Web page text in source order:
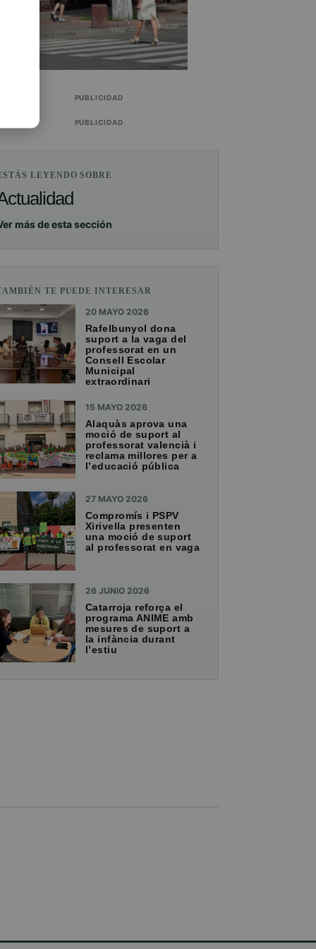
PUBLICIDAD
PUBLICIDAD
LEYENDO SOBRE
más de esta sección
TE PUEDE INTERESAR
20 MAYO 2026
Rafelbunyol dona
suport a la vaga del
professorat en un
Consell Escolar
Municipal
extraordinari
15 MAYO 2026
Alaquàs aprova una
moció de suport al
professorat valencià i
reclama millores per a
l’educació pública
27 MAYO 2026
Compromís i PSPV
Xirivella presenten
una moció de suport
al professorat en vaga
26 JUNIO 2026
Catarroja reforça el
programa ANIME amb
mesures de suport a
la infància durant
l’estiu